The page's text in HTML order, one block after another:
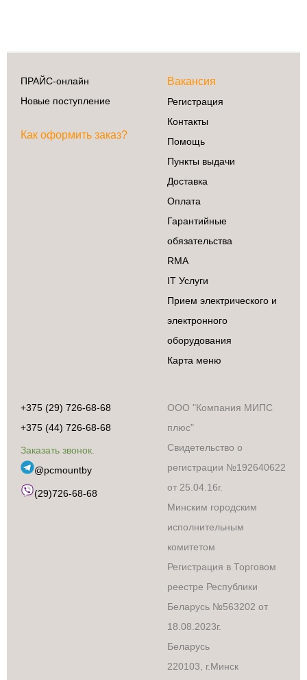
ПРАЙС-онлайн
Новые поступление
Как оформить заказ?
Вакансия
Регистрация
Контакты
Помощь
Пункты выдачи
Доставка
Оплата
Гарантийные
обязательства
RMA
IT Услуги
Прием электрического и
электронного
оборудования
Карта меню
+375 (29) 726-68-68
+375 (44) 726-68-68
Заказать звонок.
@pcmountby
(29)726-68-68
ООО "Компания МИПС
плюс"
Свидетельство о
регистрации №192640622
от 25.04.16г.
Минским городским
исполнительным
комитетом
Регистрация в Торговом
реестре Республики
Беларусь №563202 от
18.08.2023г.
Беларусь
220103, г.Минск